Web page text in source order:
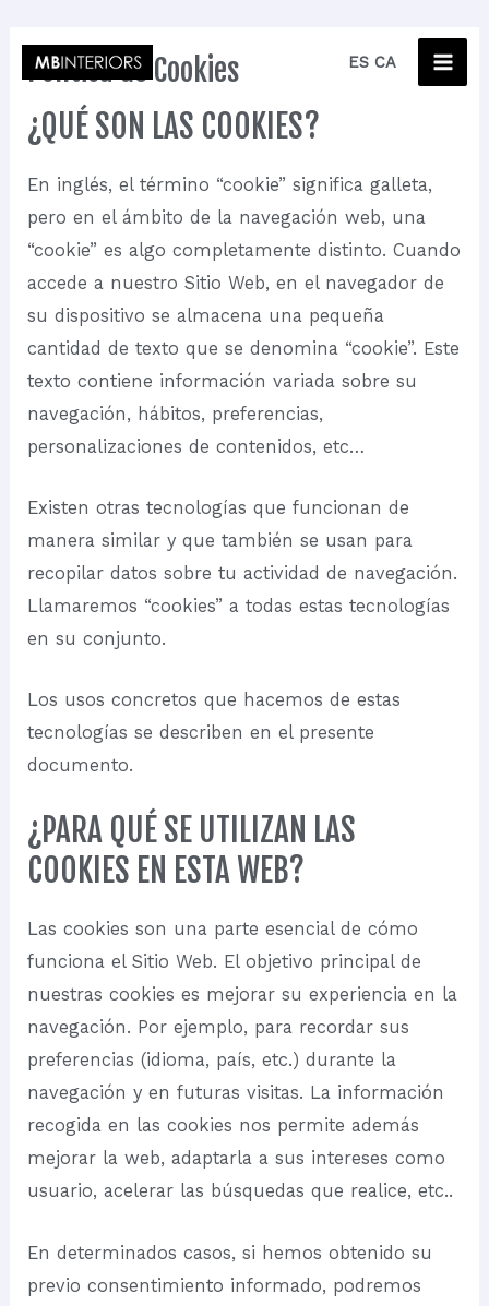
contenido
ES CA
Política de Cookies
¿QUÉ SON LAS COOKIES?
En inglés, el término “cookie” significa galleta,
pero en el ámbito de la navegación web, una
“cookie” es algo completamente distinto. Cuando
accede a nuestro Sitio Web, en el navegador de
su dispositivo se almacena una pequeña
cantidad de texto que se denomina “cookie”. Este
texto contiene información variada sobre su
navegación, hábitos, preferencias,
personalizaciones de contenidos, etc…
Existen otras tecnologías que funcionan de
manera similar y que también se usan para
recopilar datos sobre tu actividad de navegación.
Llamaremos “cookies” a todas estas tecnologías
en su conjunto.
Los usos concretos que hacemos de estas
tecnologías se describen en el presente
documento.
¿PARA QUÉ SE UTILIZAN LAS
COOKIES EN ESTA WEB?
Las cookies son una parte esencial de cómo
funciona el Sitio Web. El objetivo principal de
nuestras cookies es mejorar su experiencia en la
navegación. Por ejemplo, para recordar sus
preferencias (idioma, país, etc.) durante la
navegación y en futuras visitas. La información
recogida en las cookies nos permite además
mejorar la web, adaptarla a sus intereses como
usuario, acelerar las búsquedas que realice, etc..
En determinados casos, si hemos obtenido su
previo consentimiento informado, podremos